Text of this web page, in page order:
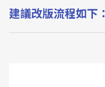
建議改版流程如下：